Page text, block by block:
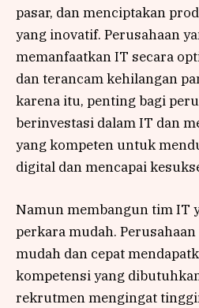
pasar, dan menciptakan
yang inovatif. Perusahaan
memanfaatkan IT secara
dan terancam kehilangan
karena itu, penting bagi
berinvestasi dalam IT dan
yang kompeten untuk
digital dan mencapai
Namun membangun tim IT
perkara mudah.
mudah dan cepat
kompetensi yang
rekrutmen mengingat